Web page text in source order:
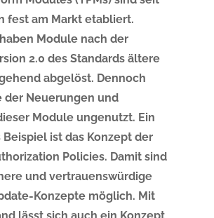
fest am Markt etabliert.
Module nach der
2.0 des Standards ältere
abgelöst. Dennoch
der Neuerungen und
Module ungenutzt. Ein
ist das Konzept der
Policies. Damit sind
und vertrauenswürdige
Konzepte möglich. Mit